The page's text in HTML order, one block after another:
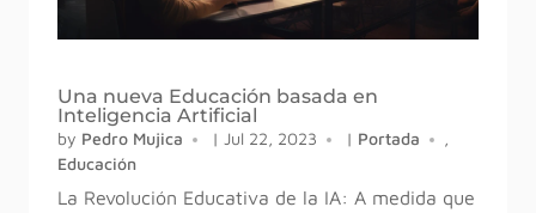
Una nueva Educación basada en
Inteligencia Artificial
by Pedro Mujica | Jul 22, 2023 | Portada
,
Educación
La Revolución Educativa de la IA: A medida que